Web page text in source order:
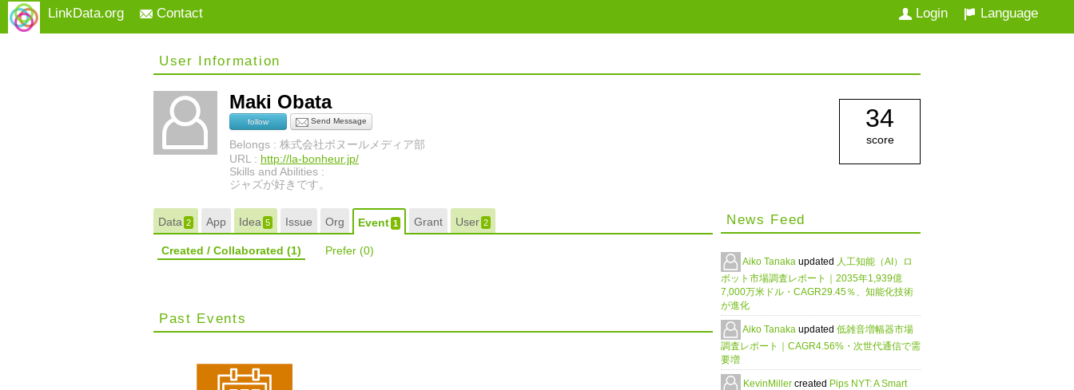
LinkData.org Contact Language
Login
User Information
Maki Obata
follow Send Message
Belongs : 株式会社ボヌールメディア部
URL : http://la-bonheur.jp/
Skills and Abilities :
ジャズが好きです。
34
score
Data2 App Idea5 Issue Org Event1 Grant User2
Created / Collaborated (1) Prefer (0)
Past Events
News Feed
Aiko Tanaka updated 人工知能（AI）ロ
ボット市場調査レポート｜2035年1,939億
7,000万米ドル・CAGR29.45％、知能化技術
が進化
Aiko Tanaka updated 低雑音増幅器市場
調査レポート｜CAGR4.56%・次世代通信で需
要増
KevinMiller created Pips NYT: A Smart